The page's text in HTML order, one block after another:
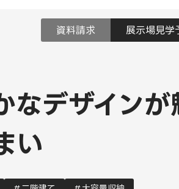
資料請求 展示場見学
なデザインが
い